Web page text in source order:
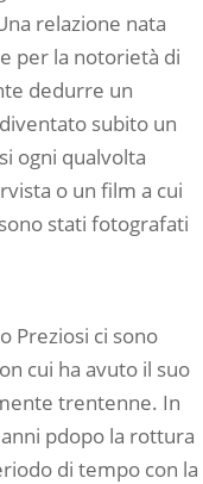
relazione nata
per la notorietà di
dedurre un
subito un
ogni qualvolta
o un film a cui
stati fotografati
Preziosi ci sono
cui ha avuto il suo
trentenne. In
pdopo la rottura
di tempo con la